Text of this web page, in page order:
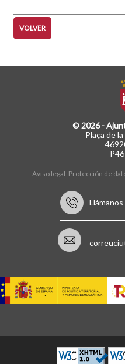
VOLVER
© 2026 -
Plaça de
Aviso legal Protección de